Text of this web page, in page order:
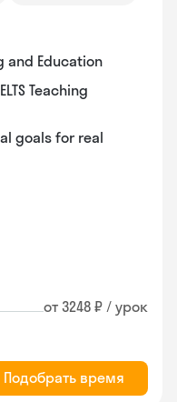
and Education
Teaching
goals for real
от 3248 ₽ / урок
Подобрать время